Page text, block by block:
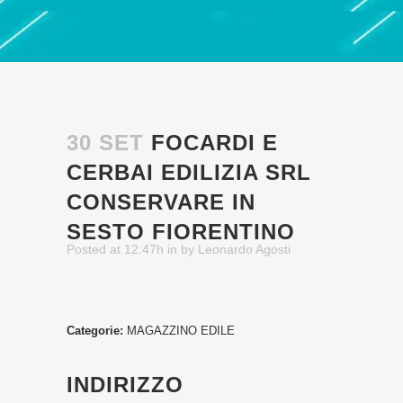
30 SET FOCARDI E
CERBAI EDILIZIA SRL
CONSERVARE IN
SESTO FIORENTINO
Posted at 12:47h in by Leonardo Agosti
Categorie: MAGAZZINO EDILE
INDIRIZZO